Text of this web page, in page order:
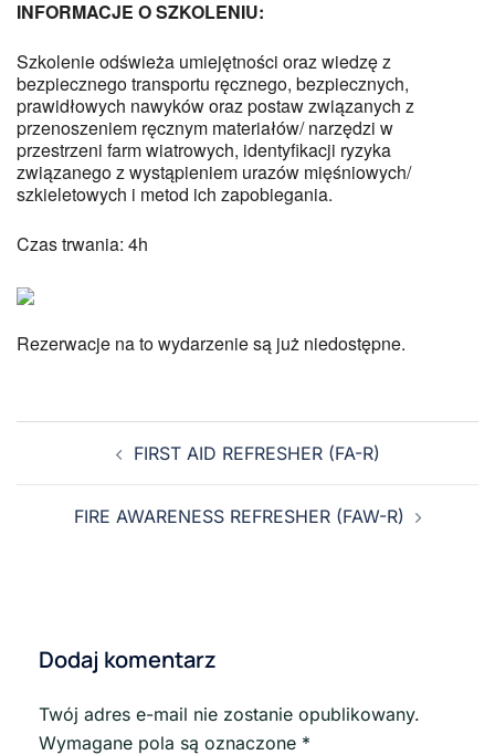
INFORMACJE O SZKOLENIU:
Szkolenie odświeża umiejętności oraz wiedzę z
bezpiecznego transportu ręcznego, bezpiecznych,
prawidłowych nawyków oraz postaw związanych z
przenoszeniem ręcznym materiałów/ narzędzi w
przestrzeni farm wiatrowych, identyfikacji ryzyka
związanego z wystąpieniem urazów mięśniowych/
szkieletowych i metod ich zapobiegania.
Czas trwania: 4h
Rezerwacje na to wydarzenie są już niedostępne.
FIRST AID REFRESHER (FA-R)
FIRE AWARENESS REFRESHER (FAW-R)
Dodaj komentarz
Twój adres e-mail nie zostanie opublikowany.
Wymagane pola są oznaczone *